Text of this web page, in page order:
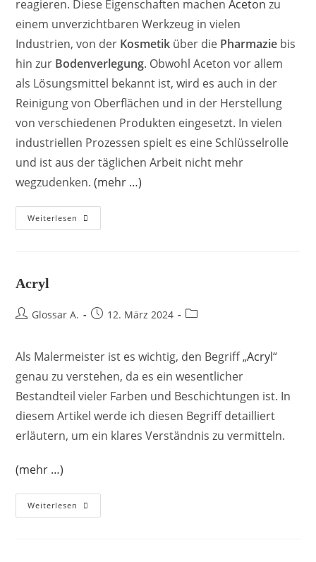
reagieren. Diese Eigenschaften machenAceton zu
einem unverzichtbaren Werkzeug in vielen
Industrien, von der Kosmetik über die Pharmazie bis
hin zur Bodenverlegung. Obwohl Aceton vor allem
als Lösungsmittel bekannt ist, wird es auch in der
Reinigung von Oberflächen und in der Herstellung
von verschiedenen Produkten eingesetzt. In vielen
industriellen Prozessen spielt es eine Schlüsselrolle
und ist aus der täglichen Arbeit nicht mehr
wegzudenken.(mehr …)
Weiterlesen
Acryl
Glossar A. 12. März 2024
Als Malermeister ist es wichtig, den Begriff „Acryl“
genau zu verstehen, da es ein wesentlicher
Bestandteil vieler Farben und Beschichtungen ist. In
diesem Artikel werde ich diesen Begriff detailliert
erläutern, um ein klares Verständnis zu vermitteln.
(mehr …)
Weiterlesen